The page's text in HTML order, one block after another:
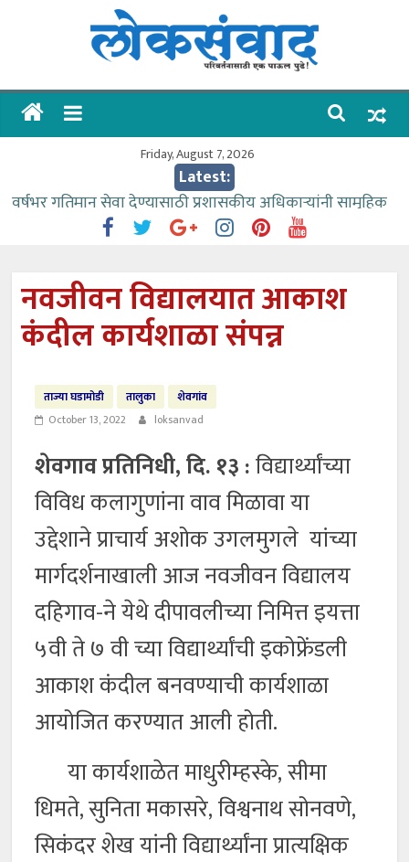
लोकसंवाद
ताज्या
Friday, August 7, 2026
Latest:
वर्षभर गतिमान सेवा देण्यासाठी प्रशासकीय अधिकाऱ्यांनी सामुहिक
प्रयत्न करावे – आमदार काळे
आत्मामालिक गुरूकूलाचे २२८ विद्यार्थी शिष्यवृत्तीस पात्र
ईच्छा आणि मेहनतीच्या बळावर यश मिळवता येते – शिवप्रसाद
आमदार आशुतोष काळे यांचा वाढदिवस विविध सामाजिक
उपक्रमांनी साजरा
नवजीवन विद्यालयात आकाश
कंदील कार्यशाळा संपन्न
ताज्या घडामोडी तालुका
शेवगांव
October 13, 2022
loksanvad
शेवगाव प्रतिनिधी, दि. १३ :विद्यार्थ्यांच्या
विविध कलागुणांना वाव मिळावा या
उद्देशाने प्राचार्य अशोक उगलमुगले यांच्या
मार्गदर्शनाखाली आज नवजीवन विद्यालय
दहिगाव-ने येथे दीपावलीच्या निमित्त इयत्ता
५वी ते ७ वी च्या विद्यार्थ्यांची इकोफ्रेंडली
आकाश कंदील बनवण्याची कार्यशाळा
आयोजित करण्यात आली होती.
या कार्यशाळेत माधुरीम्हस्के, सीमा
धिमते, सुनिता मकासरे, विश्वनाथ सोनवणे,
सिकंदर शेख यांनी विद्यार्थ्यांना प्रात्यक्षिक